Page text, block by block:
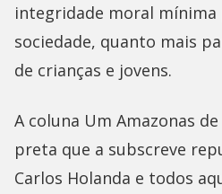
integridade moral mínima
sociedade, quanto mais
de crianças e jovens.
A coluna Um Amazonas
preta que a subscreve
Carlos Holanda e todos